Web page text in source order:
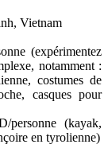
Vietnam
(expérimentez
notamment :
costumes de
casques pour
(kayak,
en tyrolienne)